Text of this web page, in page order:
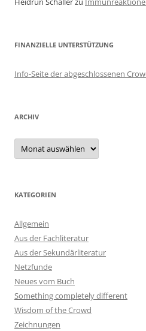
FINANZIELLE UNTERSTÜTZUNG
Info-Seite der abgeschlossenen
ARCHIV
Archiv
KATEGORIEN
Allgemein
Aus der Fachliteratur
Aus der Sekundärliteratur
Netzfunde
Neues vom Buch
Something completely different
Wisdom of the Crowd
Zeichnungen